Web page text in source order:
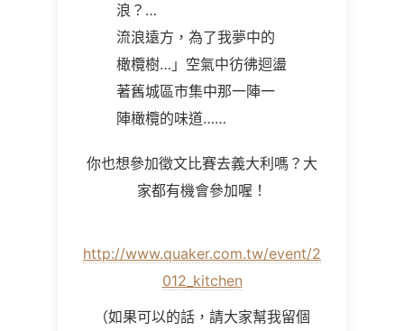
浪？…
流浪遠方，為了我夢中的
橄欖樹…」空氣中彷彿迴盪
著舊城區市集中那一陣一
陣橄欖的味道……
你也想參加徵文比賽去義大利嗎？大
家都有機會參加喔！
http://www.quaker.com.tw/event/2
012_kitchen
（如果可以的話，請大家幫我留個